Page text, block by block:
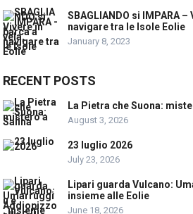
SBAGLIANDO si IMPARA
navigare tra le Isole Eolie
January 8, 2023
RECENT POSTS
La Pietra che Suona:
August 3, 2026
23 luglio 2026
July 23, 2026
Lipari guarda Vulcano:
insieme alle Eolie
June 18, 2026